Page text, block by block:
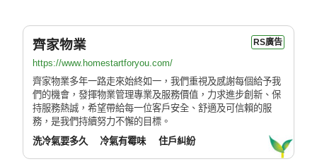
齊家物業 RS廣告
https://www.homestartforyou.com/
齊家物業多年一路走來始終如一，我們重視及感謝每個給予我
們的機會，發揮物業管理專業及服務價值，力求進步創新、保
持服務熱誠，希望帶給每一位客戶安全、舒適及可信賴的服
務，是我們持續努力不懈的目標。
洗冷氣要多久
冷氣有霉味 住戶糾紛